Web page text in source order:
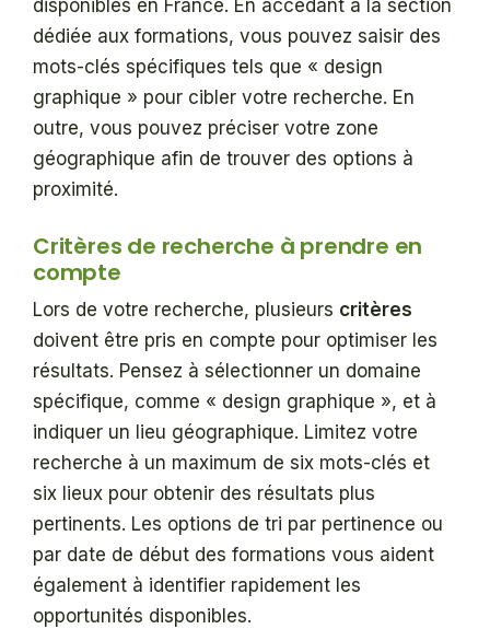
disponibles en France. En accédant à la section
dédiée aux formations, vous pouvez saisir des
mots-clés spécifiques tels que « design
graphique » pour cibler votre recherche. En
outre, vous pouvez préciser votre zone
géographique afin de trouver des options à
proximité.
Critères de recherche à prendre en
compte
Lors de votre recherche, plusieurs critères
doivent être pris en compte pour optimiser les
résultats. Pensez à sélectionner un domaine
spécifique, comme « design graphique », et à
indiquer un lieu géographique. Limitez votre
recherche à un maximum de six mots-clés et
six lieux pour obtenir des résultats plus
pertinents. Les options de tri par pertinence ou
par date de début des formations vous aident
également à identifier rapidement les
opportunités disponibles.